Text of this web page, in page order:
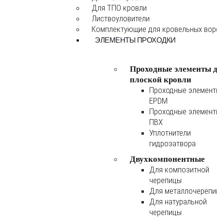
Для ТПО кровли
Листвоуловители
Комплектующие для кровельных
ЭЛЕМЕНТЫ ПРОХОДКИ
Проходные элементы
плоской кровли
Проходные
EPDM
Проходные
ПВХ
Уплотнители
гидрозатвора
Двухкомпонентные
Для композитной
черепицы
Для
Для натуральной
черепицы